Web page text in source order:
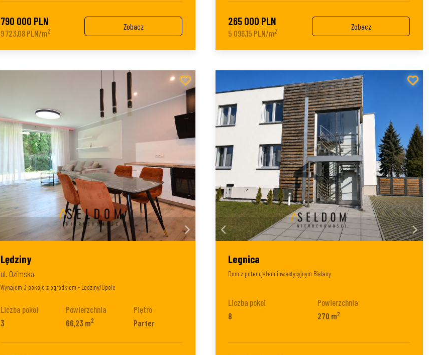
790 000 PLN
9 723,08 PLN/m2 Zobacz 265 000 PLN
5 096,15 PLN/m2 Zobacz
Lędziny
ul. Ozimska
Wynajem 3 pokoje z ogródkiem - Lędziny/Opole
Liczba pokoi
3
Powierzchnia
66,23 m2
Piętro
Parter
Legnica
Dom z potencjałem inwestycyjnym Bielany
Liczba pokoi
8
Powierzchnia
270 m2